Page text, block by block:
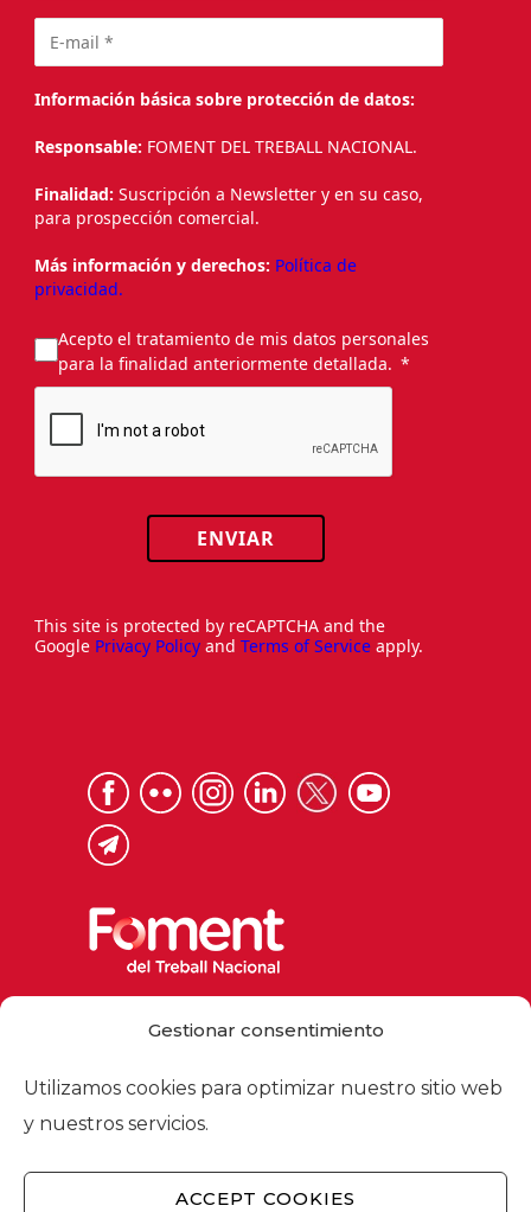
Gestionar consentimiento
Utilizamos cookies para optimizar nuestro sitio web
y nuestros servicios.
ACCEPT COOKIES
Información básica sobre protección de datos:
Responsable: FOMENT DEL TREBALL NACIONAL.
Finalidad: Suscripción a Newsletter y en su caso,
para prospección comercial.
Más información y derechos: Política de
privacidad.
Acepto el tratamiento de mis datos personales
para la finalidad anteriormente detallada.
ENVIAR
This site is protected by reCAPTCHA and the
Google Privacy Policy and Terms of Service apply.
foment@foment.com
© 2026 - Foment del Treball Nacional